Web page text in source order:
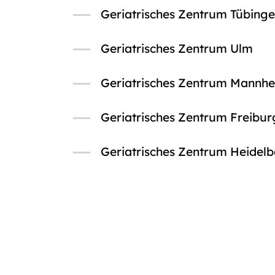
Geriatrisches Zentrum
Geriatrisches Zentrum Ulm
Geriatrisches Zentrum
Geriatrisches Zentrum
Geriatrisches Zentrum